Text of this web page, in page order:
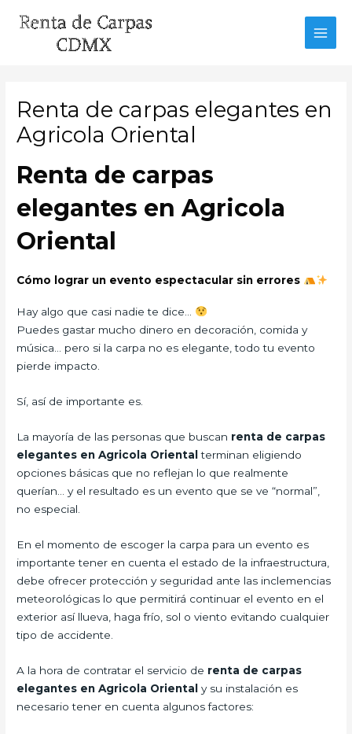
Renta de carpas elegantes en
Agricola Oriental
Renta de carpas
elegantes en Agricola
Oriental
Cómo lograr un evento espectacular sin errores
Hay algo que casi nadie te dice…
Puedes gastar mucho dinero en decoración, comida y
música… pero si la carpa no es elegante, todo tu evento
pierde impacto.
Sí, así de importante es.
La mayoría de las personas que buscan renta de carpas
elegantes en Agricola Orientalterminan eligiendo
opciones básicas que no reflejan lo que realmente
querían… y el resultado es un evento que se ve “normal”,
no especial.
En el momento de escoger la carpa para un evento es
importante tener en cuenta el estado de la infraestructura,
debe ofrecer protección y seguridad ante las inclemencias
meteorológicas lo que permitirá continuar el evento en el
exterior así llueva, haga frío, sol o viento evitando cualquier
tipo de accidente.
A la hora de contratar el servicio de renta de carpas
elegantes en Agricola Oriental y su instalación es
necesario tener en cuenta algunos factores: